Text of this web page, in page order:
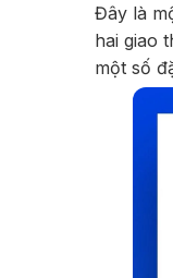
Đây là
hai giao
một số